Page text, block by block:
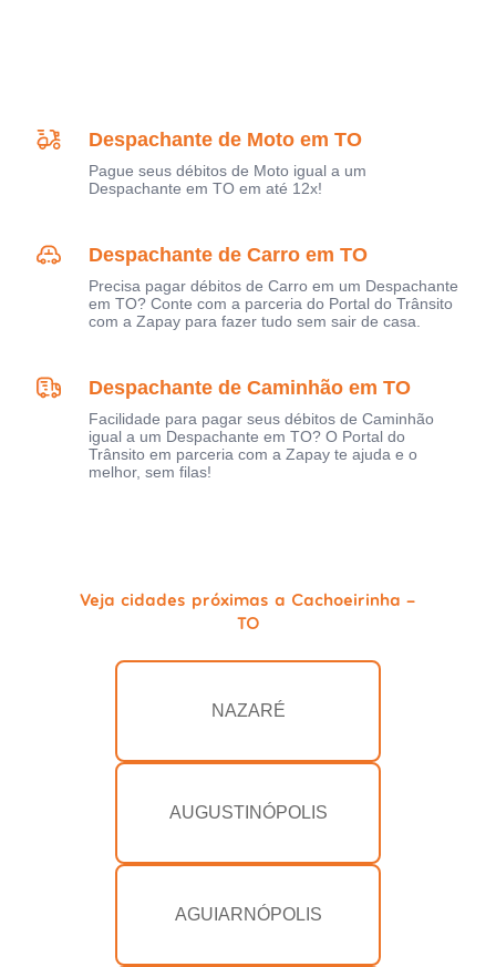
Despachante de Moto em TO
Pague seus débitos de Moto igual a um
Despachante em TO em até 12x!
Despachante de Carro em TO
Precisa pagar débitos de Carro em um Despachante
em TO? Conte com a parceria do Portal do Trânsito
com a Zapay para fazer tudo sem sair de casa.
Despachante de Caminhão em TO
Facilidade para pagar seus débitos de Caminhão
igual a um Despachante em TO? O Portal do
Trânsito em parceria com a Zapay te ajuda e o
melhor, sem filas!
Veja cidades próximas a Cachoeirinha -
TO
NAZARÉ
AUGUSTINÓPOLIS
AGUIARNÓPOLIS